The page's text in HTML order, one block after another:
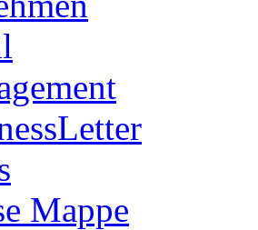
Mappe